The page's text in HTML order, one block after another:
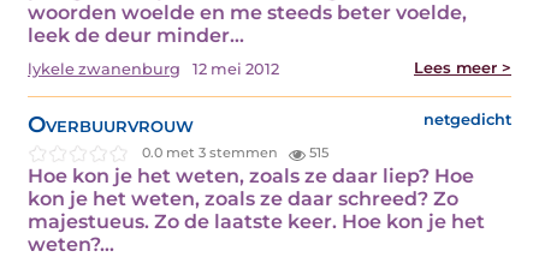
woorden woelde en me steeds beter voelde,
leek de deur minder…
lykele zwanenburg 12 mei 2012 Lees meer >
Overbuurvrouw netgedicht
0.0 met 3 stemmen 515
Hoe kon je het weten, zoals ze daar liep? Hoe
kon je het weten, zoals ze daar schreed? Zo
majestueus. Zo de laatste keer. Hoe kon je het
weten?…